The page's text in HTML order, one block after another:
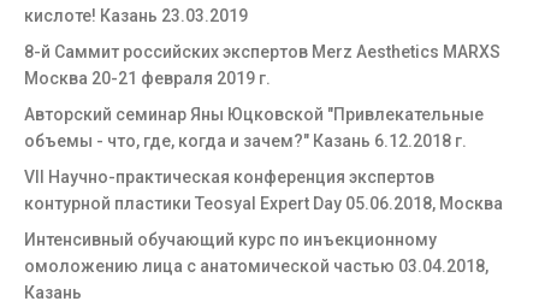
кислоте! Казань 23.03.2019
8-й Саммит российских экспертов Merz Aesthetics MARXS
Москва 20-21 февраля 2019 г.
Авторский семинар Яны Юцковской "Привлекательные
объемы - что, где, когда и зачем?" Казань 6.12.2018 г.
VII Научно-практическая конференция экспертов
контурной пластики Teosyal Expert Day 05.06.2018, Москва
Интенсивный обучающий курс по инъекционному
омоложению лица с анатомической частью 03.04.2018,
Казань